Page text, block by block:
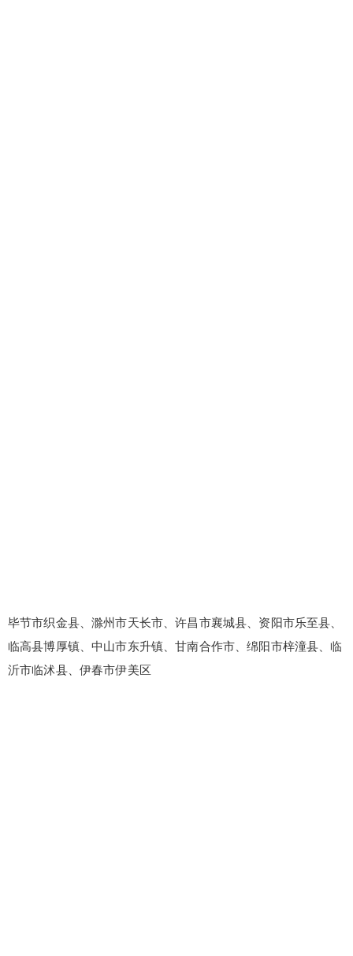
毕节市织金县、滁州市天长市、许昌市襄城县、资阳市乐至县、
临高县博厚镇、中山市东升镇、甘南合作市、绵阳市梓潼县、临
沂市临沭县、伊春市伊美区